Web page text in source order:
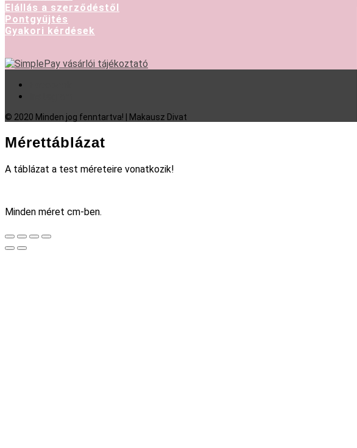
Elállás a szerződéstől
Pontgyűjtés
Gyakori kérdések
© 2020 Minden jog fenntartva! | Makausz Divat
Mérettáblázat
A táblázat a test méreteire vonatkozik!
Minden méret cm-ben.